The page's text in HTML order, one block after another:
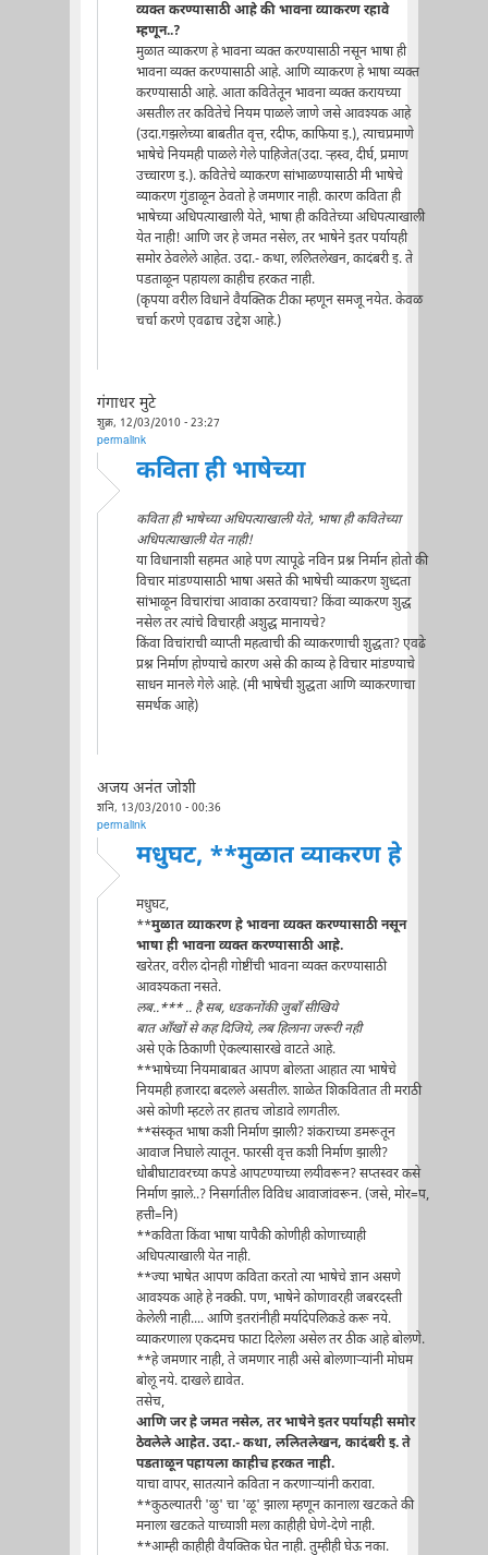
व्यक्त करण्यासाठी आहे की भावना व्याकरण रहावे
म्हणून..?
मुळात व्याकरण हे भावना व्यक्त करण्यासाठी नसून भाषा ही
भावना व्यक्त करण्यासाठी आहे. आणि व्याकरण हे भाषा व्यक्त
करण्यासाठी आहे. आता कवितेतून भावना व्यक्त करायच्या
असतील तर कवितेचे नियम पाळले जाणे जसे आवश्यक आहे
(उदा.गझलेच्या बाबतीत वृत्त, रदीफ, काफिया इ.), त्याचप्रमाणे
भाषेचे नियमही पाळले गेले पाहिजेत(उदा. र्‍हस्व, दीर्घ, प्रमाण
उच्चारण इ.). कवितेचे व्याकरण सांभाळण्यासाठी मी भाषेचे
व्याकरण गुंडाळून ठेवतो हे जमणार नाही. कारण कविता ही
भाषेच्या अधिपत्याखाली येते, भाषा ही कवितेच्या अधिपत्याखाली
येत नाही! आणि जर हे जमत नसेल, तर भाषेने इतर पर्यायही
समोर ठेवलेले आहेत. उदा.- कथा, ललितलेखन, कादंबरी इ. ते
पडताळून पहायला काहीच हरकत नाही.
(कृपया वरील विधाने वैयक्तिक टीका म्हणून समजू नयेत. केवळ
चर्चा करणे एवढाच उद्देश आहे.)
गंगाधर मुटे
शुक्र, 12/03/2010 - 23:27
permalink
कविता ही भाषेच्या
कविता ही भाषेच्या अधिपत्याखाली येते, भाषा ही कवितेच्या
अधिपत्याखाली येत नाही!
या विधानाशी सहमत आहे पण त्यापूढे नविन प्रश्न निर्मान होतो की
विचार मांडण्यासाठी भाषा असते की भाषेची व्याकरण शुध्दता
सांभाळून विचारांचा आवाका ठरवायचा? किंवा व्याकरण शुद्ध
नसेल तर त्यांचे विचारही अशुद्ध मानायचे?
किंवा विचांराची व्याप्ती महत्वाची की व्याकरणाची शुद्धता? एवढे
प्रश्न निर्माण होण्याचे कारण असे की काव्य हे विचार मांडण्याचे
साधन मानले गेले आहे. (मी भाषेची शुद्धता आणि व्याकरणाचा
समर्थक आहे)
अजय अनंत जोशी
शनि, 13/03/2010 - 00:36
permalink
मधुघट, **मुळात व्याकरण हे
मधुघट,
**मुळात व्याकरण हे भावना व्यक्त करण्यासाठी नसून
भाषा ही भावना व्यक्त करण्यासाठी आहे.
खरेतर, वरील दोनही गोष्टींची भावना व्यक्त करण्यासाठी
आवश्यकता नसते.
लब..*** .. है सब, धडकनोंकी जुबाँ सीखिये
बात आँखों से कह दिजिये, लब हिलाना जरूरी नही
असे एके ठिकाणी ऐकल्यासारखे वाटते आहे.
**भाषेच्या नियमाबाबत आपण बोलता आहात त्या भाषेचे
नियमही हजारदा बदलले असतील. शाळेत शिकवितात ती मराठी
असे कोणी म्हटले तर हातच जोडावे लागतील.
**संस्कृत भाषा कशी निर्माण झाली? शंकराच्या डमरूतून
आवाज निघाले त्यातून. फारसी वृत्त कशी निर्माण झाली?
धोबीघाटावरच्या कपडे आपटण्याच्या लयीवरून? सप्तस्वर कसे
निर्माण झाले..? निसर्गातील विविध आवाजांवरून. (जसे, मोर=प,
हत्ती=नि)
**कविता किंवा भाषा यापैकी कोणीही कोणाच्याही
अधिपत्याखाली येत नाही.
**ज्या भाषेत आपण कविता करतो त्या भाषेचे ज्ञान असणे
आवश्यक आहे हे नक्की. पण, भाषेने कोणावरही जबरदस्ती
केलेली नाही.... आणि इतरांनीही मर्यादेपलिकडे करू नये.
व्याकरणाला एकदमच फाटा दिलेला असेल तर ठीक आहे बोलणे.
**हे जमणार नाही, ते जमणार नाही असे बोलणार्‍यांनी मोघम
बोलू नये. दाखले द्यावेत.
तसेच,
आणि जर हे जमत नसेल, तर भाषेने इतर पर्यायही समोर
ठेवलेले आहेत. उदा.- कथा, ललितलेखन, कादंबरी इ. ते
पडताळून पहायला काहीच हरकत नाही.
याचा वापर, सातत्याने कविता न करणार्‍यांनी करावा.
**कुठल्यातरी 'ळु' चा 'ळू' झाला म्हणून कानाला खटकते की
मनाला खटकते याच्याशी मला काहीही घेणे-देणे नाही.
**आम्ही काहीही वैयक्तिक घेत नाही. तुम्हीही घेऊ नका.